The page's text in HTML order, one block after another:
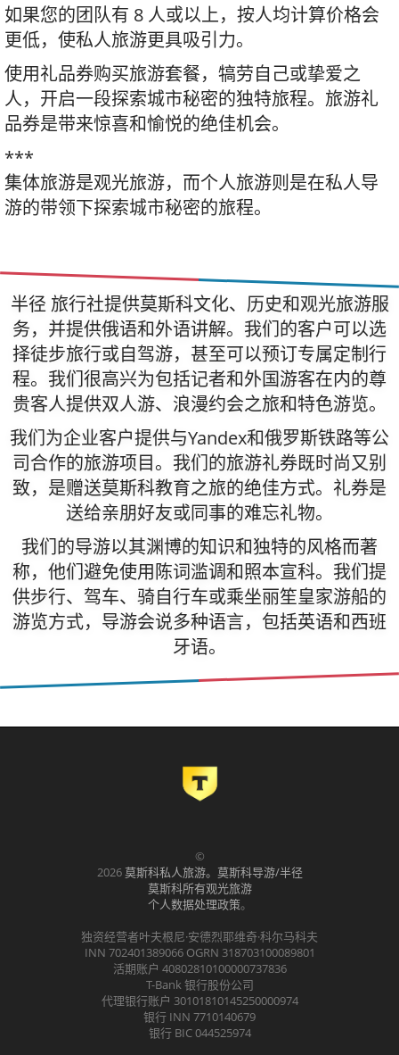
如果您的团队有 8 人或以上，按人均计算价格会
更低，使私人旅游更具吸引力。
使用礼品券购买旅游套餐，犒劳自己或挚爱之
人，开启一段探索城市秘密的独特旅程。旅游礼
品券是带来惊喜和愉悦的绝佳机会。
***
集体旅游是观光旅游，而个人旅游则是在私人导
游的带领下探索城市秘密的旅程。
半径 旅行社提供莫斯科文化、历史和观光旅游服
务，并提供俄语和外语讲解。我们的客户可以选
择徒步旅行或自驾游，甚至可以预订专属定制行
程。我们很高兴为包括记者和外国游客在内的尊
贵客人提供双人游、浪漫约会之旅和特色游览。
我们为企业客户提供与Yandex和俄罗斯铁路等公
司合作的旅游项目。我们的旅游礼券既时尚又别
致，是赠送莫斯科教育之旅的绝佳方式。礼券是
送给亲朋好友或同事的难忘礼物。
我们的导游以其渊博的知识和独特的风格而著
称，他们避免使用陈词滥调和照本宣科。我们提
供步行、驾车、骑自行车或乘坐丽笙皇家游船的
游览方式，导游会说多种语言，包括英语和西班
牙语。
©
2026莫斯科私人旅游。莫斯科导游/半径
莫斯科所有观光旅游
个人数据处理政策。
独资经营者叶夫根尼·安德烈耶维奇·科尔马科夫
INN 702401389066 OGRN 318703100089801
活期账户 40802810100000737836
T-Bank 银行股份公司
代理银行账户 30101810145250000974
银行 INN 7710140679
银行 BIC 044525974